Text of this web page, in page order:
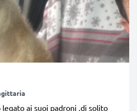
legato ai suoi padroni ,di solito